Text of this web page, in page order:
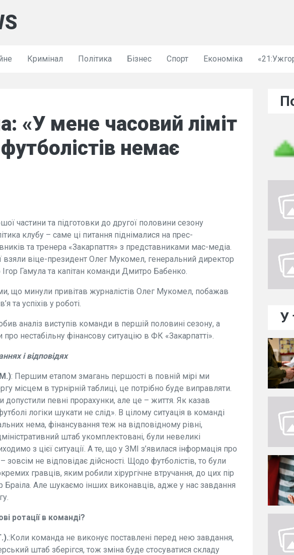
Кримінал Політика Бізнес Спорт Економіка
«У мене часовий ліміт
немає
частини та підготовки до другої половини сезону
клубу – саме ці питання піднімалися на прес-
та тренера «Закарпаття» з представниками мас-медіа.
взяли віце-президент Олег Мукомел, генеральний директор
Гамула та капітан команди Дмитро Бабенко.
що минули привітав журналістів Олег Мукомел, побажав
та успіхів у роботі.
аналіз виступів команди в першій половині сезону, а
про нестабільну фінансову ситуацію в ФК «Закарпатті».
і відповідях
: Першим етапом змагань першості в повній мірі ми
місцем в турнірній таблиці, це потрібно буде виправляти.
певні прорахунки, але це – життя. Як казав
логіки шукати не слід». В цілому ситуація в команді
нема, фінансування теж на відповідному рівні,
штаб укомплектовані, були невеликі
з цієї ситуації. А те, що у ЗМІ з’явилася інформація про
зовсім не відповідає дійсності. Щодо футболістів, то були
гравців, яким робили хірургічне втручання, до цих пір
Але шукаємо інших виконавців, адже у нас завдання
ротації в команді?
:Коли команда не виконує поставлені перед нею завдання,
штаб зберігся, тож зміна буде стосуватися складу
У